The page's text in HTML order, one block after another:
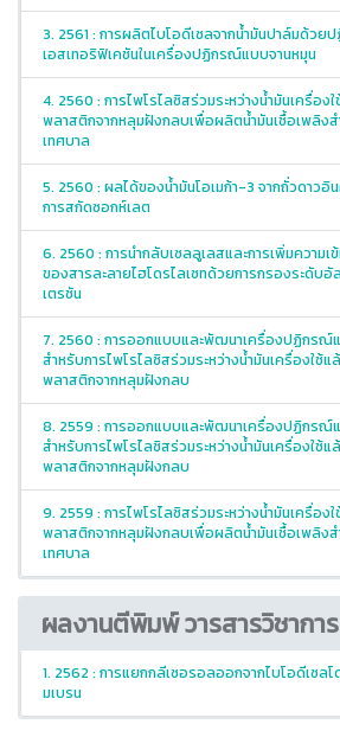
3. 2561 : การผลิตไบโอดีเซลจากน้ำมันปาล์มด้วย
เอสเทอริฟิเคชันในเครื่องปฏิกรณ์แบบจานหมุน
4. 2560 : การไพโรไลซิสร่วมระหว่างน้ำมันเครื่อง
พลาสติกจากหลุมฝังกลบเพื่อผลิตน้ำมันเชื้อเพลิงส
เทศบาล
5. 2560 : ผลได้ของน้ำมันโอเมก้า-3 จากถั่วดาวอิ
การสกัดซอกห์เลต
6. 2560 : การนำกลับเซลลูเลสและการเพิ่มความเ
ของสารละลายไฮโดรไลเซทด้วยการกรองระดับอั
เตรชัน
7. 2560 : การออกแบบและพัฒนาเครื่องปฏิกรณ์
สำหรับการไพโรไลซิสร่วมระหว่างน้ำมันเครื่องใช้แ
พลาสติกจากหลุมฝังกลบ
8. 2559 : การออกแบบและพัฒนาเครื่องปฏิกรณ์
สำหรับการไพโรไลซิสร่วมระหว่างน้ำมันเครื่องใช้แ
พลาสติกจากหลุมฝังกลบ
9. 2559 : การไพโรไลซิสร่วมระหว่างน้ำมันเครื่อง
พลาสติกจากหลุมฝังกลบเพื่อผลิตน้ำมันเชื้อเพลิงส
เทศบาล
ผลงานตีพิมพ์ วารสารวิชาการ
1. 2562 : การแยกกลีเซอรอลออกจากไบโอดีเซลโ
มเบรน